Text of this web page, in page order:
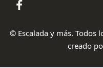
© Escalada y más. Todos
creado